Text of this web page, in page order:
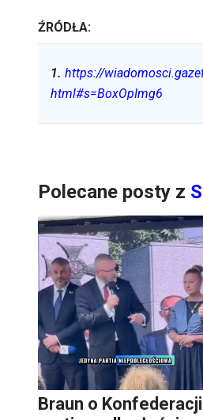
ŹRÓDŁA:
1. https://
html#s=BoxOpImg6
Polecane posty z
Braun o